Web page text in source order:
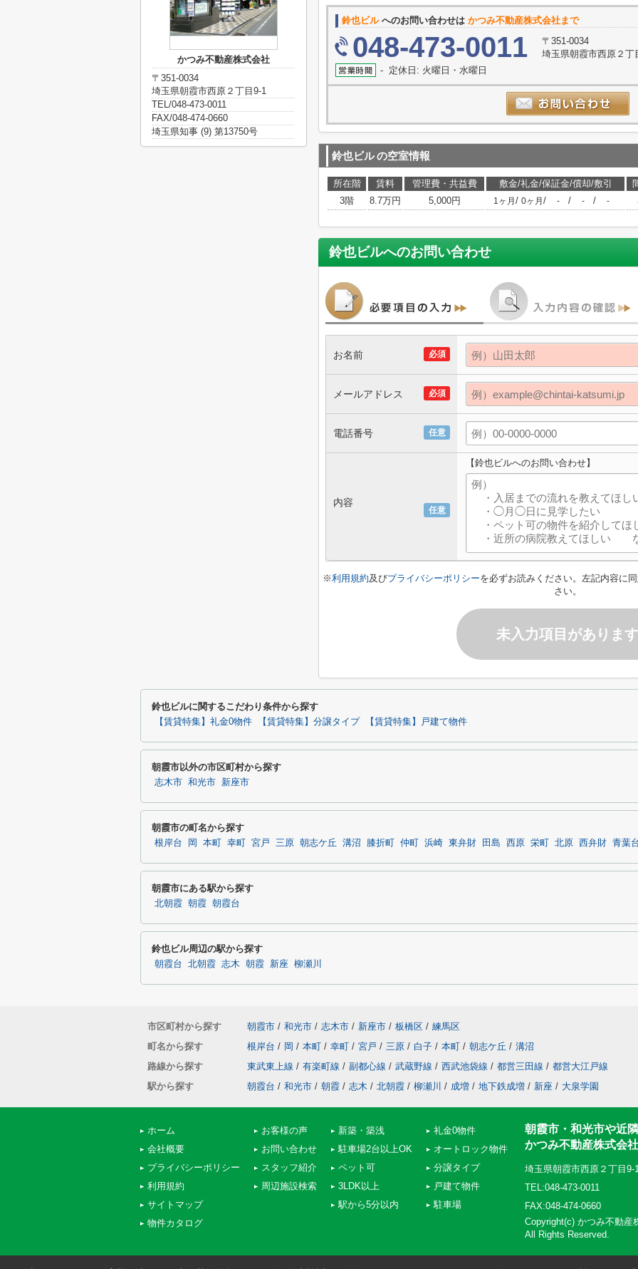
鈴也ビルへのお問い合わせは かつみ不動産株式会社まで
048-473-0011
〒351-0034
埼玉県朝霞市西原２
- 定休日: 火曜日・水曜日
鈴也ビルの空室情報
所在階 賃料 管理費・共益費 敷金/礼金/保証金/償却/敷引
3階
8.7万円 5,000円 1ヶ月 / 0ヶ月 / - / - / -
鈴也ビルへのお問い合わせ
必須
お名前
必須
メールアドレス
任意
電話番号
任意
内容
【鈴也ビルへのお問い合わせ】
※利用規約及びプライバシーポリシーを必ずお読みください。左記内容に
さい。
未入力項目があります
かつみ不動産株式会社
〒351-0034
埼玉県朝霞市西原２丁目9-1
TEL/048-473-0011
FAX/048-474-0660
埼玉県知事 (9) 第13750号
鈴也ビルに関するこだわり条件から探す
【賃貸特集】礼金0物件 【賃貸特集】分譲タイプ 【賃貸特集】戸建て物件
朝霞市以外の市区町村から探す
志木市 和光市 新座市
朝霞市の町名から探す
根岸台 岡 本町 幸町 宮戸 三原 朝志ケ丘 溝沼 膝折町 仲町 浜崎 東弁財 田島 西原 栄町 北原 西弁財 青葉
朝霞市にある駅から探す
北朝霞 朝霞 朝霞台
鈴也ビル周辺の駅から探す
朝霞台 北朝霞 志木 朝霞 新座 柳瀬川
市区町村から探す 朝霞市 / 和光市 / 志木市 / 新座市 / 板橋区 / 練馬区
町名から探す
根岸台 / 岡 / 本町 / 幸町 / 宮戸 / 三原 / 白子 / 本町 / 朝志ケ丘 / 溝沼
路線から探す
東武東上線 / 有楽町線 / 副都心線 / 武蔵野線 / 西武池袋線 / 都営三田線 / 都営大江戸線
駅から探す
朝霞台 / 和光市 / 朝霞 / 志木 / 北朝霞 / 柳瀬川 / 成増 / 地下鉄成増 / 新座 / 大泉学園
ホーム
会社概要
プライバシーポリシー
利用規約
サイトマップ
物件カタログ
お客様の声
お問い合わせ
スタッフ紹介
周辺施設検索
新築・築浅
駐車場2台以上OK
ペット可
3LDK以上
駅から5分以内
礼金0物件
オートロック物件
分譲タイプ
戸建て物件
駐車場
朝霞市・和光市や近
かつみ不動産株式会社
埼玉県朝霞市西原２丁目
TEL:048-473-0011
FAX:048-474-0660
Copyright(c) かつみ不動産
All Rights Reserved.